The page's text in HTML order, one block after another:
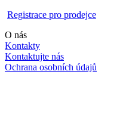
Registrace pro prodejce
O nás
Kontakty
Kontaktujte nás
Ochrana osobních údajů